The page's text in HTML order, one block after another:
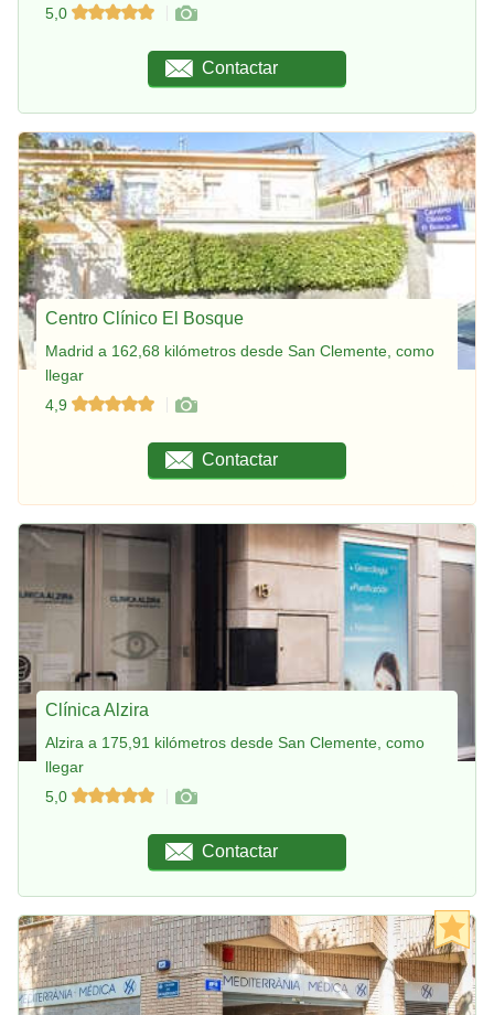
5,0
Contactar
Centro Clínico El Bosque
Madrid a 162,68 kilómetros desde San Clemente, como
llegar
4,9
Contactar
Clínica Alzira
Alzira a 175,91 kilómetros desde San Clemente, como
llegar
5,0
Contactar